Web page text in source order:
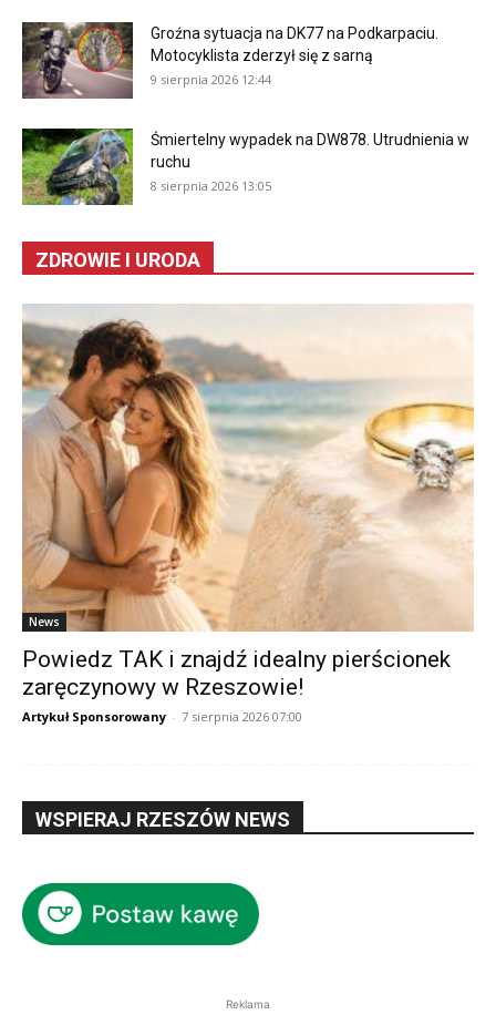
Groźna sytuacja na DK77 na Podkarpaciu.
Motocyklista zderzył się z sarną
9 sierpnia 2026 12:44
Śmiertelny wypadek na DW878. Utrudnienia w
ruchu
8 sierpnia 2026 13:05
ZDROWIE I URODA
News
Powiedz TAK i znajdź idealny pierścionek
zaręczynowy w Rzeszowie!
Artykuł Sponsorowany - 7 sierpnia 2026 07:00
WSPIERAJ RZESZÓW NEWS
Reklama